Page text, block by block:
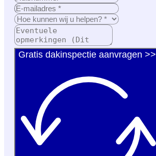
Gratis dakinspectie aanvragen >>